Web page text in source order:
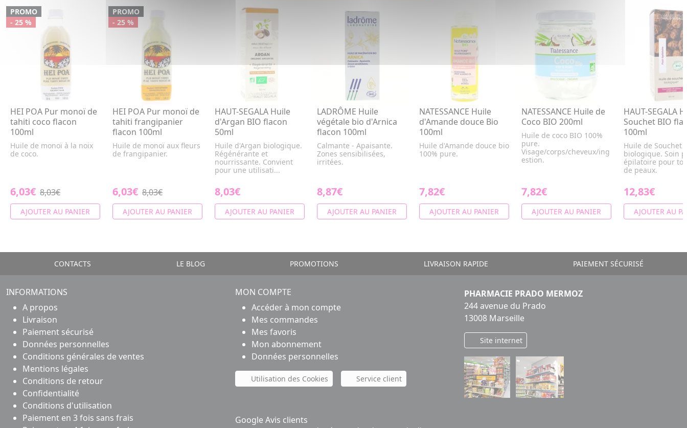
PROMO
- 25 %
HEI POA Pur monoï de
tahiti coco flacon
100ml
Huile de monoï à la noix
de coco.
6,03€ 8,03€
AJOUTER AU PANIER
PROMO
- 25 %
HEI POA Pur monoï de
tahiti frangipanier
flacon 100ml
Huile de monoï aux fleurs
de frangipanier.
6,03€ 8,03€
AJOUTER AU PANIER
HAUT-SEGALA Huile
d'Argan BIO flacon
50ml
Huile d'Argan biologique.
Régénérante et
nourrissante. Convient
pour une utilisati...
8,03€
AJOUTER AU PANIER
LADRÔME Huile
végétale bio d'Arnica
flacon 100ml
Calmante - Apaisante.
Zones sensibilisées,
irritées.
8,87€
AJOUTER AU PANIER
NATESSANCE Huile
d'Amande douce Bio
100ml
Huile d'Amande douce bio
100% pure.
7,82€
AJOUTER AU PANIER
NATESSANCE Huile de
Coco BIO 200ml
Huile de coco BIO 100%
pure.
Visage/corps/cheveux/ing
estion.
7,82€
AJOUTER AU PANIER
HAUT-SEGALA
Souchet BIO
100ml
Huile de Souchet
biologique. Soin
épilatoire pour
de peaux.
12,83€
AJOUTER AU
CONTACTS LE BLOG PROMOTIONS LIVRAISON RAPIDE PAIEMENT SÉCURISÉ
INFORMATIONS
A propos
Livraison
Paiement sécurisé
Données personnelles
Conditions générales de ventes
Mentions légales
Conditions de retour
Confidentialité
Conditions d'utilisation
Paiement en 3 fois sans frais
MON COMPTE
Accéder à mon compte
Mes commandes
Mes favoris
Mon abonnement
Données personnelles
Utilisation des Cookies Service client
Google Avis clients
PHARMACIE PRADO MERMOZ
244 avenue du Prado
13008 Marseille
Site internet